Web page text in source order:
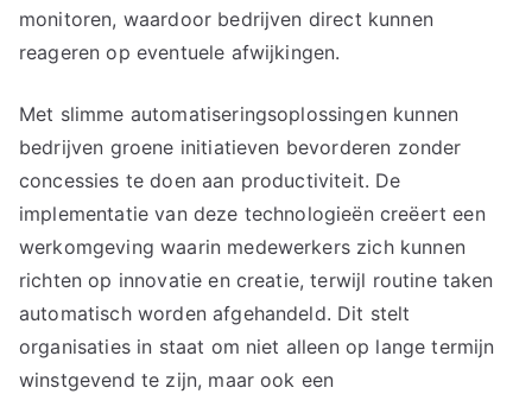
monitoren, waardoor bedrijven direct kunnen
reageren op eventuele afwijkingen.
Met slimme automatiseringsoplossingen kunnen
bedrijven groene initiatieven bevorderen zonder
concessies te doen aan productiviteit. De
implementatie van deze technologieën creëert een
werkomgeving waarin medewerkers zich kunnen
richten op innovatie en creatie, terwijl routine taken
automatisch worden afgehandeld. Dit stelt
organisaties in staat om niet alleen op lange termijn
winstgevend te zijn, maar ook een